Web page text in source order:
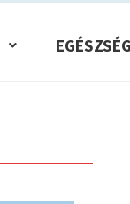
EGÉSZSÉG